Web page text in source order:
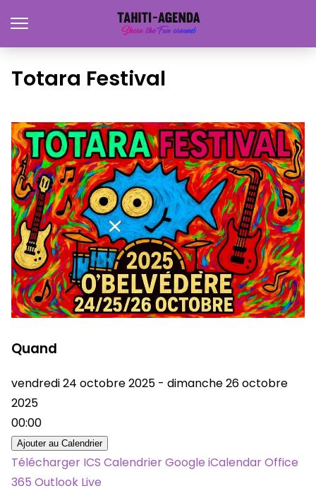
Totara Festival
Quand
vendredi 24 octobre 2025 - dimanche 26 octobre
2025
00:00
Ajouter au Calendrier
Télécharger ICS Calendrier Google iCalendarOffice
365 Outlook Live